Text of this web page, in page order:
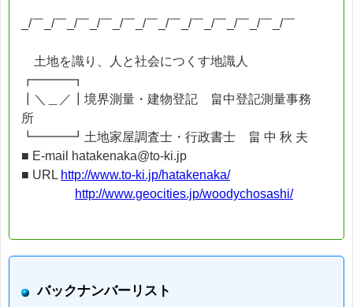
_/￣_/￣_/￣_/￣_/￣_/￣_/￣_/￣_/￣_/￣_/￣_/￣
土地を識り、人と社会につくす地識人
┏━━━┓
┃＼＿／┃境界測量・建物登記 畠中登記測量事務
所
┗━━━┛土地家屋調査士・行政書士 畠 中 秋 夫
■ E-mail hatakenaka@to-ki.jp
■ URL http://www.to-ki.jp/hatakenaka/
http://www.geocities.jp/woodychosashi/
バックナンバーリスト